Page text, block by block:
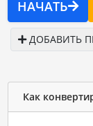
НАЧАТЬ
ДОБАВИТЬ
Как